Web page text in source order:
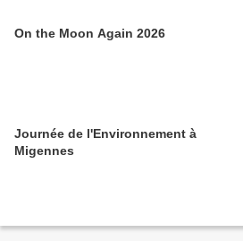
On the Moon Again 2026
Journée de l'Environnement à
Migennes